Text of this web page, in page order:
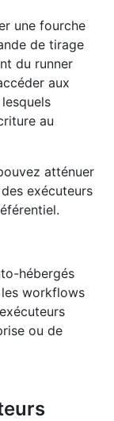
une fourche
de tirage
du runner
aux
lesquels
au
atténuer
exécuteurs
hébergés
workflows
ou de